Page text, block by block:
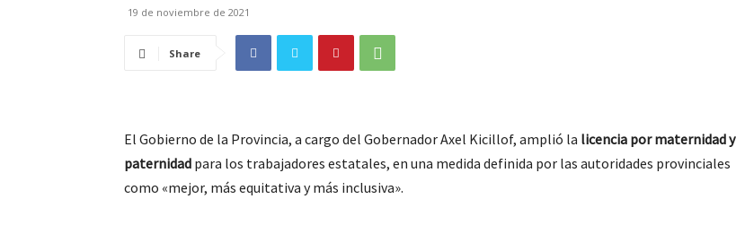
19 de noviembre de 2021
Share
El Gobierno de la Provincia, a cargo del Gobernador Axel Kicillof, amplió la licencia por maternidad y
paternidad para los trabajadores estatales, en una medida definida por las autoridades provinciales
como «mejor, más equitativa y más inclusiva».